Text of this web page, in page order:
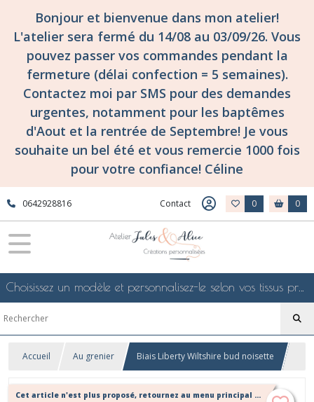
Bonjour et bienvenue dans mon atelier!
L'atelier sera fermé du 14/08 au 03/09/26. Vous
pouvez passer vos commandes pendant la
fermeture (délai confection = 5 semaines).
Contactez moi par SMS pour des demandes
urgentes, notamment pour les baptêmes
d'Aout et la rentrée de Septembre! Je vous
souhaite un bel été et vous remercie 1000 fois
pour votre confiance! Céline
0642928816 Contact 0 0
Choisissez un modèle et personnalisez-le selon vos tissus préférés de mes collections en ligne, je le confectionnerai selon vos souhaits
Accueil Au grenier Biais Liberty Wiltshire bud noisette
Cet article n'est plus proposé, retournez au menu principal ou contactez moi!